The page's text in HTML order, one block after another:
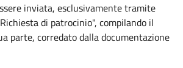
inviata, esclusivamente tramite
di patrocinio", compilando il
parte, corredato dalla documentazione